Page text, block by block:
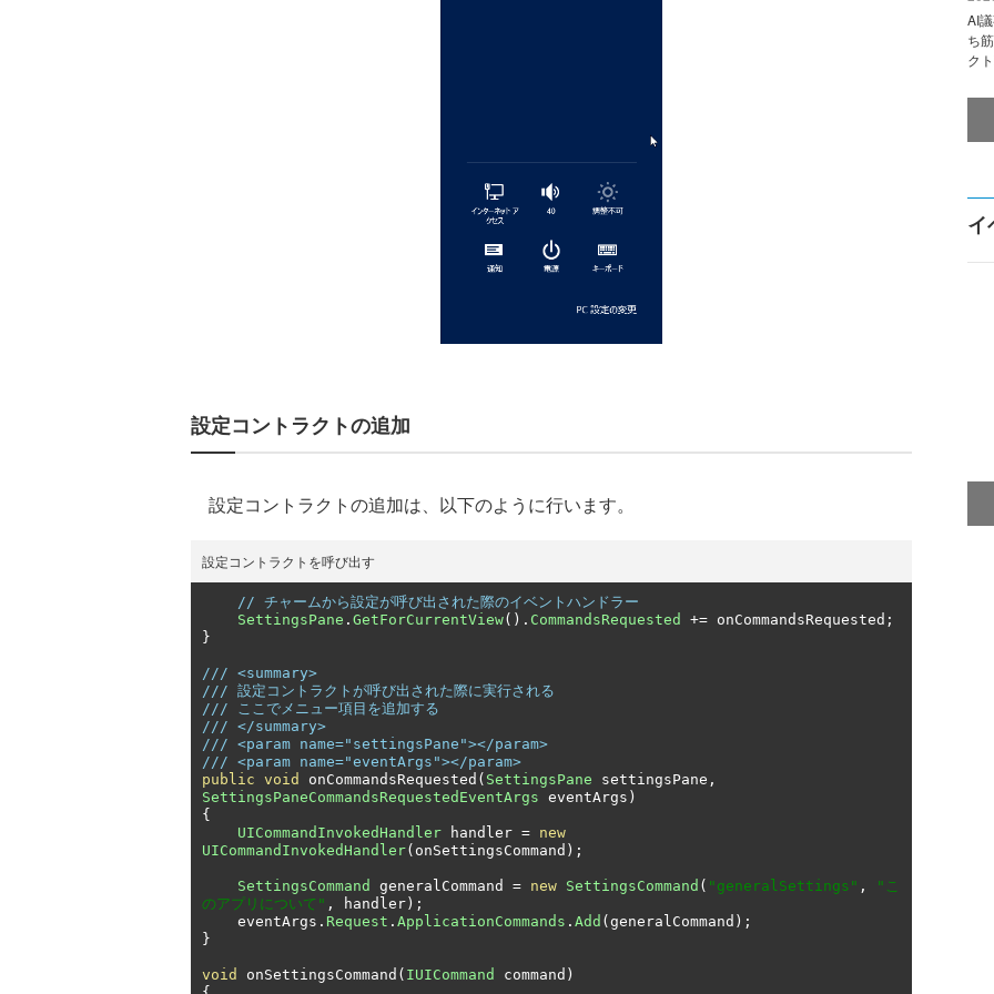
設定コントラクトの追加
設定コントラクトの追加は、以下のように行います。
設定コントラクトを呼び出す
// チャームから設定が呼び出された際のイベントハンドラー
SettingsPane . GetForCurrentView(). CommandsRequested += onCommandsRequested ;
}
/// <summary>
/// 設定コントラクトが呼び出された際に実行される
/// ここでメニュー項目を追加する
/// </summary>
/// <param name="settingsPane"></param>
/// <param name="eventArgs"></param>
public void onCommandsRequested ( SettingsPane settingsPane ,
SettingsPaneCommandsRequestedEventArgs eventArgs )
{
UICommandInvokedHandler handler = new
UICommandInvokedHandler( onSettingsCommand );
SettingsCommand generalCommand = new SettingsCommand ( "generalSettings" ,
"こ
のアプリについて" , handler );
    eventArgs
. Request . ApplicationCommands . Add ( generalCommand );
}
void onSettingsCommand ( IUICommand command )
AI
ち
ク
イ